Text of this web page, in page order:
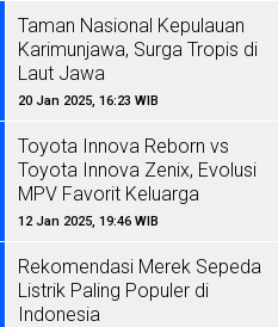
Taman Nasional Kepulauan
Karimunjawa, Surga Tropis di
Laut Jawa
20 Jan 2025, 16:23 WIB
Toyota Innova Reborn vs
Toyota Innova Zenix, Evolusi
MPV Favorit Keluarga
Indonesia
12 Jan 2025, 19:46 WIB
Rekomendasi Merek Sepeda
Listrik Paling Populer di
Indonesia